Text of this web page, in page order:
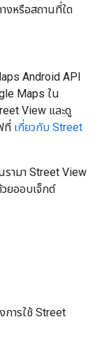
งหรือสถานที่ใด
Android API
Maps ใน
View และดู
ที่ เกี่ยวกับ Street
รามา Street View
ยออบเจ็กต์
การใช้ Street